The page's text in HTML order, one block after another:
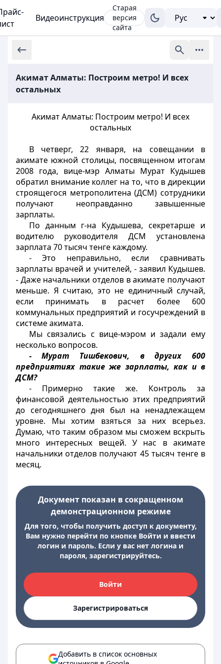
Видеоинструкция
Старая
версия
сайта
Акимат Алматы: Построим метро! И всех
остальных
Акимат Алматы: Построим метро! И всех
остальных
В четверг, 22 января, на совещании в
акимате южной столицы, посвященном итогам
2008 года, вице-мэр Алматы Мурат Кудышев
обратил внимание коллег на то, что в дирекции
строящегося метрополитена (ДСМ) сотрудники
получают неоправданно завышенные
зарплаты.
По данным г-на Кудышева, секретарше и
водителю руководителя ДСМ установлена
зарплата 70 тысяч тенге каждому.
- Это неправильно, если сравнивать
зарплаты врачей и учителей, - заявил Кудышев.
- Даже начальники отделов в акимате получают
меньше. Я считаю, это не единичный случай,
если принимать в расчет более 600
коммунальных предприятий и госучреждений в
системе акимата.
Мы связались с вице-мэром и задали ему
несколько вопросов.
- Мурат Тишбекович, в других 600
предприятиях такие же зарплаты, как и в
ДСМ?
- Примерно такие же. Контроль за
финансовой деятельностью этих предприятий
до сегодняшнего дня был на ненадлежащем
уровне. Мы хотим взяться за них всерьез.
Думаю, что таким образом мы сможем вскрыть
много интересных вещей. У нас в акимате
начальники отделов получают 45 тысяч тенге в
месяц.
Документ показан в сокращенном
демонстрационном режиме
Для того, чтобы получить доступ к документу,
Вам нужно перейти по кнопке Войти и ввести
логин и пароль. Если у вас нет логина и
пароля, зарегистрируйтесь.
Войти
Зарегистрироваться
Добавить в список основных